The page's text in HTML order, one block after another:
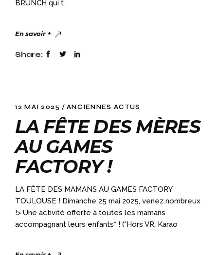
BRUNCH qui t’
En savoir +
Share:
12 MAI 2025 ANCIENNES ACTUS
LA FÊTE DES MÈRES
AU GAMES
FACTORY !
LA FÊTE DES MAMANS AU GAMES FACTORY
TOULOUSE ! Dimanche 25 mai 2025, venez nombreux
!> Une activité offerte à toutes les mamans
accompagnant leurs enfants* ! (*Hors VR, Karao